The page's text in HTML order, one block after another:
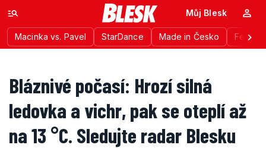
Macinka vs. Pavel StarDance Made in Česko
Můj Blesk
Bláznivé počasí: Hrozí silná
ledovka a vichr, pak se oteplí až
na 13 °C. Sledujte radar Blesku